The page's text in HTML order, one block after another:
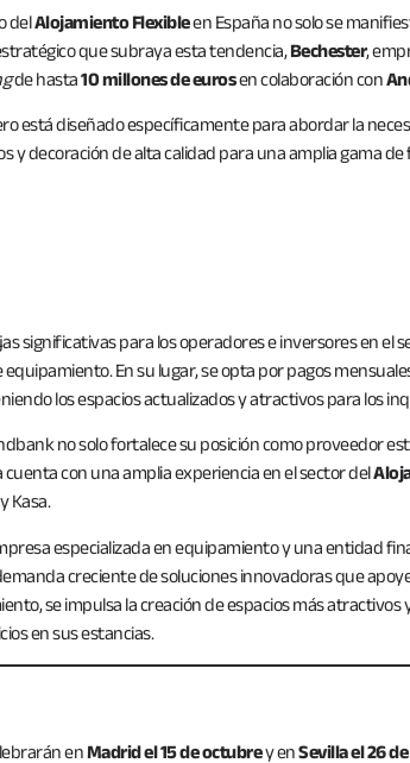
delAlojamiento Flexibleen España no solo se
que subraya esta tendencia,Bechester,
de hasta10 millones de eurosen colaboración con
está diseñado específicamente para abordar la
y decoración de alta calidad para una amplia gama
significativas para los operadores e inversores en el
En su lugar, se opta por pagos
los espacios actualizados y atractivos para los
no solo fortalece su posición como proveedor
con una amplia experiencia en el sector del
Kasa.
especializada en equipamiento y una entidad
creciente de soluciones innovadoras que
se impulsa la creación de espacios más
en sus estancias.
enMadrid el 15 de octubrey enSevilla el 26